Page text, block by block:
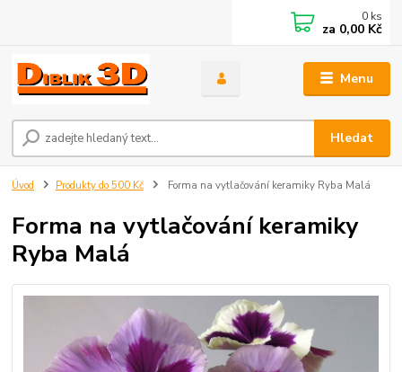
Menu
Hledat
0 ks
za 0,00 Kč
Úvod Produkty do 500 Kč Forma na vytlačování keramiky Ryba Malá
Forma na vytlačování keramiky
Ryba Malá